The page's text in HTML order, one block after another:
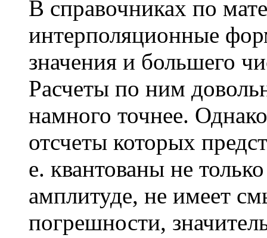
В справочниках по
интерполяционные
значения и большего
Расчеты по ним
намного точнее.
отсчеты которых
е. квантованы не
амплитуде, не имеет
погрешности,